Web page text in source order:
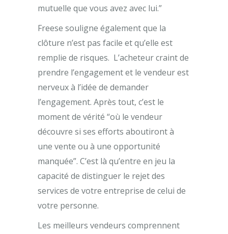
mutuelle que vous avez avec lui.”
Freese souligne également que la
clôture n’est pas facile et qu’elle est
remplie de risques. L’acheteur craint de
prendre l’engagement et le vendeur est
nerveux à l’idée de demander
l’engagement. Après tout, c’est le
moment de vérité “où le vendeur
découvre si ses efforts aboutiront à
une vente ou à une opportunité
manquée”. C’est là qu’entre en jeu la
capacité de distinguer le rejet des
services de votre entreprise de celui de
votre personne.
Les meilleurs vendeurs comprennent